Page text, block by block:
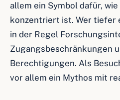
allem ein Symbol dafür,
konzentriert ist. Wer tiefer
in der Regel
Zugangsbeschränkungen
Berechtigungen. Als
vor allem ein Mythos mit